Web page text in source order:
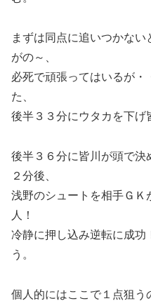
まずは同点に追いつかな
がの～、
必死で頑張ってはいるが
た、
後半３３分にウタカを下げ
後半３６分に皆川が頭で決
２分後、
浅野のシュートを相手Ｇ
人！
冷静に押し込み逆転に成功
う。
個人的にはここで１点狙う